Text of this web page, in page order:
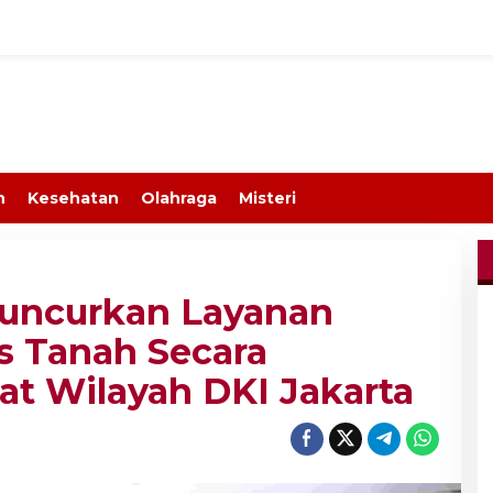
Kesehatan Olahraga Misteri
Layanan
Tanah Secara
Wilayah DKI Jakarta